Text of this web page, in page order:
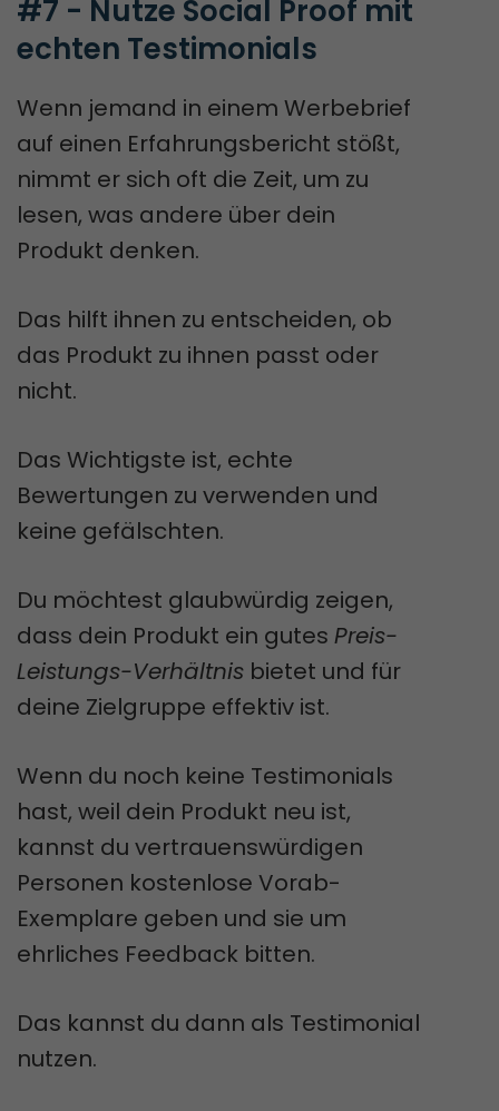
#7 - Nutze Social Proof mit
echten Testimonials
Wenn jemand in einem Werbebrief
auf einen Erfahrungsbericht stößt,
nimmt er sich oft die Zeit, um zu
lesen, was andere über dein
Produkt denken.
Das hilft ihnen zu entscheiden, ob
das Produkt zu ihnen passt oder
nicht.
Das Wichtigste ist, echte
Bewertungen zu verwenden und
keine gefälschten.
Du möchtest glaubwürdig zeigen,
dass dein Produkt ein gutes Preis-
Leistungs-Verhältnis bietet und für
deine Zielgruppe effektiv ist.
Wenn du noch keine Testimonials
hast, weil dein Produkt neu ist,
kannst du vertrauenswürdigen
Personen kostenlose Vorab-
Exemplare geben und sie um
ehrliches Feedback bitten.
Das kannst du dann als Testimonial
nutzen.